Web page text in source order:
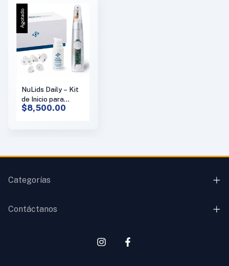
Agotado
NuLids Daily – Kit
de Inicio para
Higiene de los
$8,500.00
Categorías
Contáctanos